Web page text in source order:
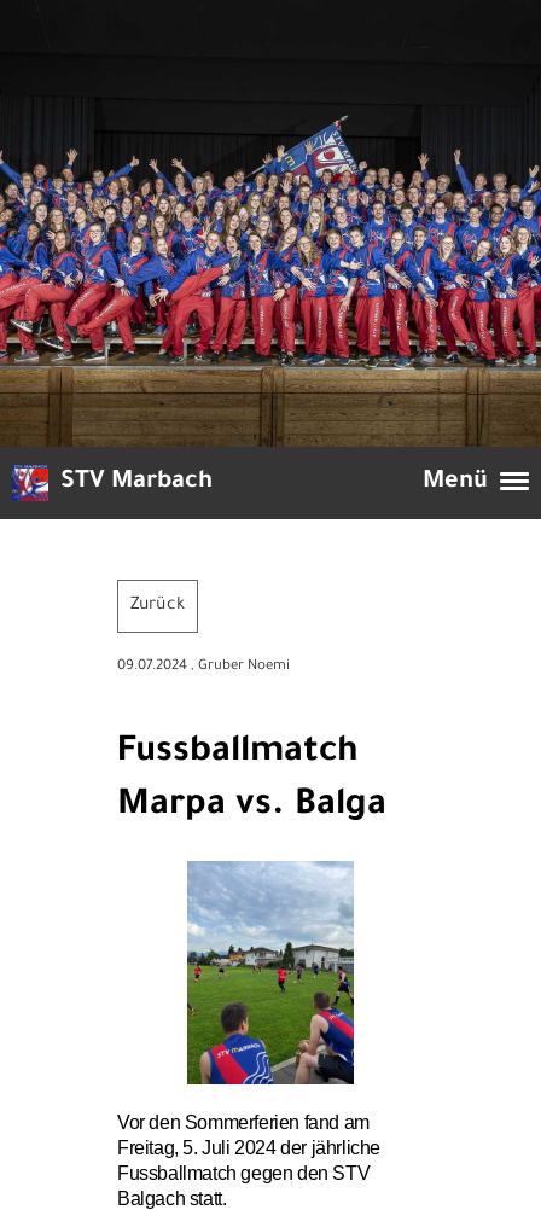
Menü
STV Marbach
Zurück
09.07.2024 , Gruber Noemi
Fussballmatch
Marpa vs. Balga
Vor den Sommerferien fand am
Freitag, 5. Juli 2024 der jährliche
Fussballmatch gegen den STV
Balgach statt.